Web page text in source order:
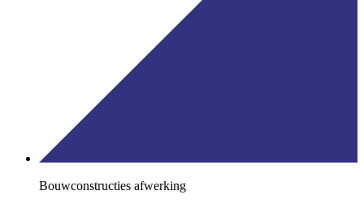
Bouwconstructies afwerking